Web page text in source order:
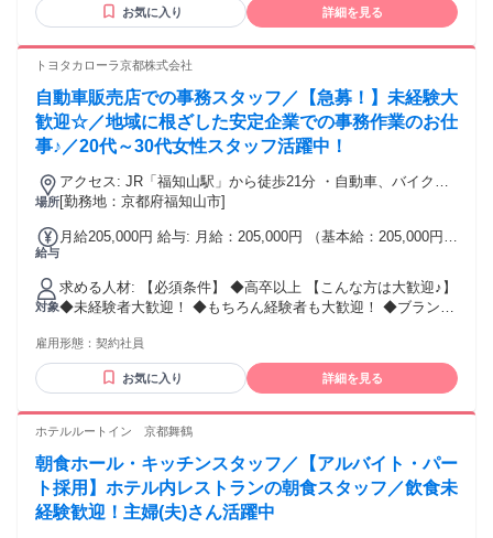
など異業種からの転職も歓迎！
お気に入り 詳細を見る
トヨタカローラ京都株式会社
自動車販売店での事務スタッフ／【急募！】未経験大
歓迎☆／地域に根ざした安定企業での事務作業のお仕
事♪／20代～30代女性スタッフ活躍中！
場所
アクセス: JR「福知山駅」から徒歩21分 ・自動車、バイク、
自転車通勤可！◎ ※駐車場あり 自動車通勤の場合のみ、 駐
（月額上限100,000円まで）
[勤務地：京都府福知山市]
給与
月給205,000円 給与: 月給：205,000円 （基本給：205,000円）
対象
求める人材: 【必須条件】 ◆高卒以上 【こんな方は大歓迎♪】
◆未経験者大歓迎！ ◆もちろん経験者も大歓迎！ ◆ブランク
た環境で長く働きたい方 ◆人と接すること、サポートするこ
とが好きな方 必須の免許・資格等は特にありません！ 上記に
少しでも当てはまったら お気軽にご応募ください♪
雇用形態： 契約社員
お気に入り 詳細を見る
ホテルルートイン 京都舞鶴
朝食ホール・キッチンスタッフ／【アルバイト・パー
ト採用】ホテル内レストランの朝食スタッフ／飲食未
経験歓迎！主婦(夫)さん活躍中